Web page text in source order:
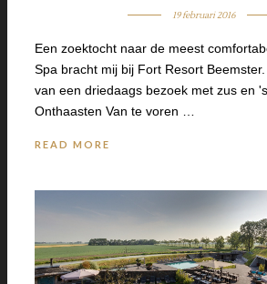
19 februari 2016
Een zoektocht naar de meest
Spa bracht mij bij Fort Resort
van een driedaags bezoek met zus en
Onthaasten Van te voren …
READ MORE